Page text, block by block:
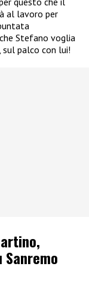
al lavoro per
Stefano voglia
sul palco con lui!